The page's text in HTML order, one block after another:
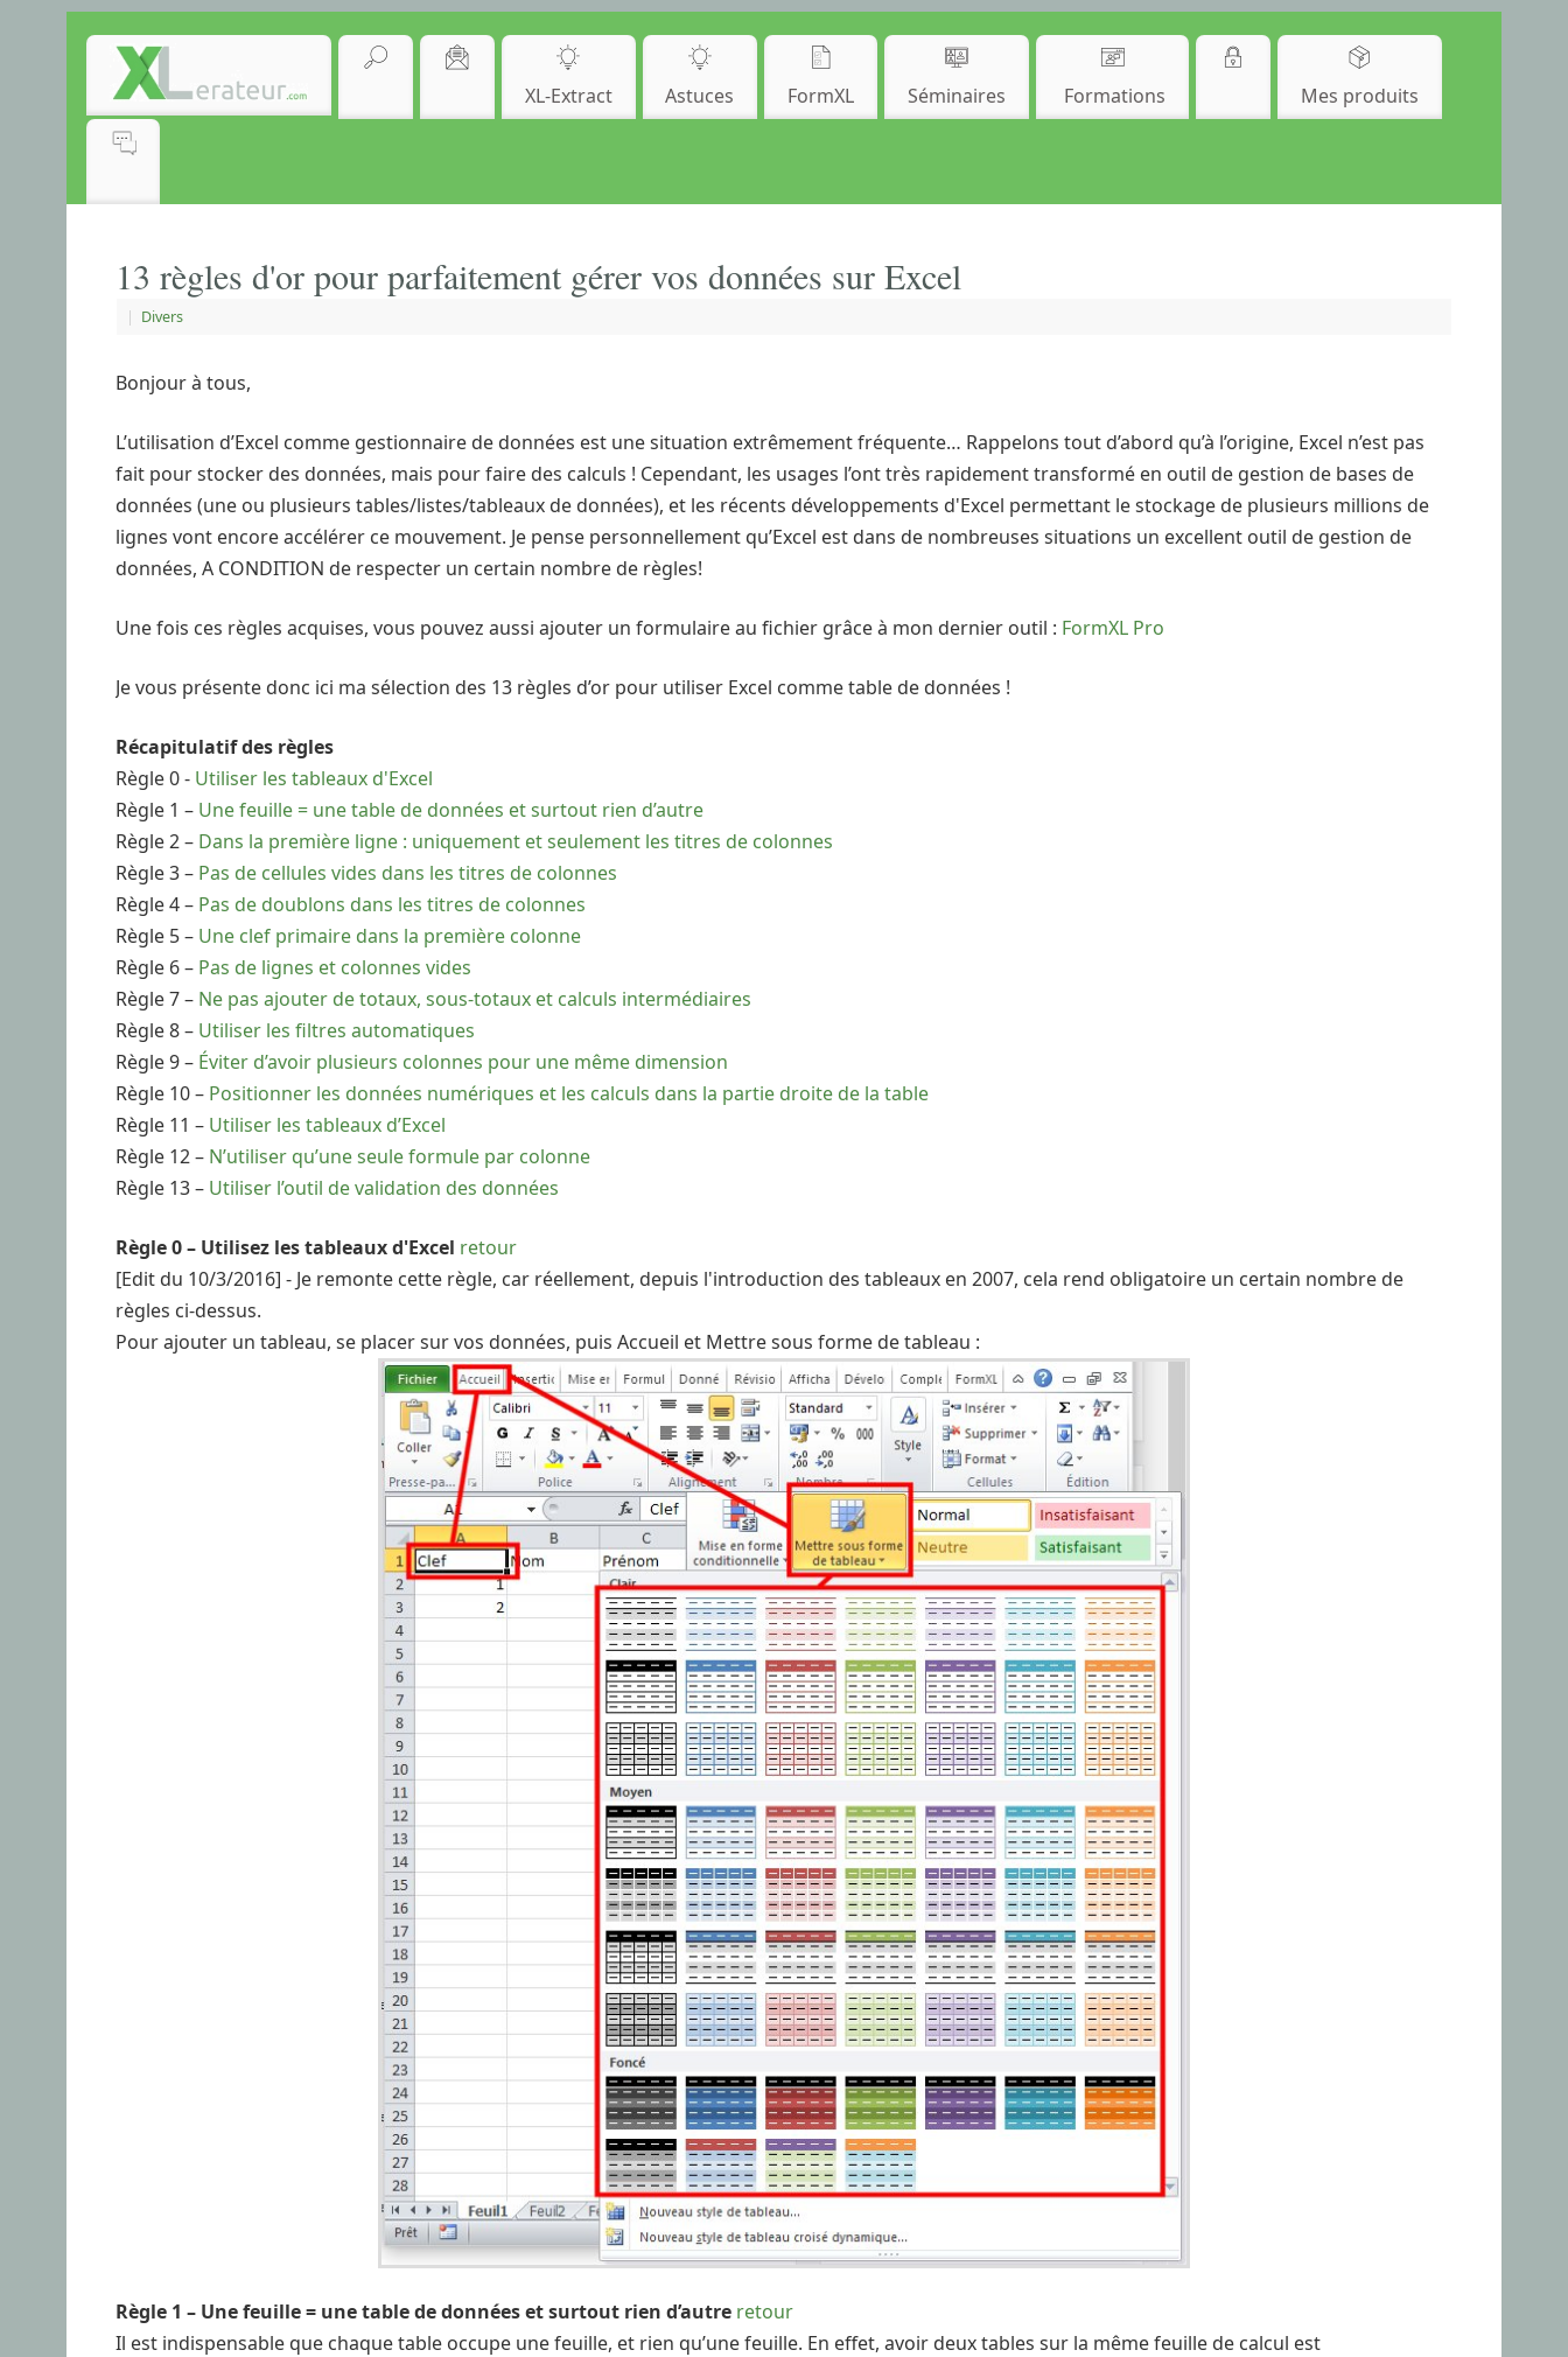
XL-Extract Astuces FormXL Séminaires Formations Mes produits
13 règles d'or pour parfaitement gérer vos données sur Excel
| Divers
Bonjour à tous,
L’utilisation d’Excel comme gestionnaire de données est une situation extrêmement fréquente… Rappelons tout d’abord qu’à l’origine, Excel n’est pas
fait pour stocker des données, mais pour faire des calculs ! Cependant, les usages l’ont très rapidement transformé en outil de gestion de bases de
données (une ou plusieurs tables/listes/tableaux de données), et les récents développements d'Excel permettant le stockage de plusieurs millions de
lignes vont encore accélérer ce mouvement. Je pense personnellement qu’Excel est dans de nombreuses situations un excellent outil de gestion de
données, A CONDITION de respecter un certain nombre de règles!
Une fois ces règles acquises, vous pouvez aussi ajouter un formulaire au fichier grâce à mon dernier outil : FormXL Pro
Je vous présente donc ici ma sélection des 13 règles d’or pour utiliser Excel comme table de données !
Récapitulatif des règles
Règle 0 - Utiliser les tableaux d'Excel
Règle 1 – Une feuille = une table de données et surtout rien d’autre
Règle 2 – Dans la première ligne : uniquement et seulement les titres de colonnes
Règle 3 – Pas de cellules vides dans les titres de colonnes
Règle 4 – Pas de doublons dans les titres de colonnes
Règle 5 – Une clef primaire dans la première colonne
Règle 6 – Pas de lignes et colonnes vides
Règle 7 – Ne pas ajouter de totaux, sous-totaux et calculs intermédiaires
Règle 8 – Utiliser les filtres automatiques
Règle 9 – Éviter d’avoir plusieurs colonnes pour une même dimension
Règle 10 – Positionner les données numériques et les calculs dans la partie droite de la table
Règle 11 – Utiliser les tableaux d’Excel
Règle 12 – N’utiliser qu’une seule formule par colonne
Règle 13 – Utiliser l’outil de validation des données
Règle 0 – Utilisez les tableaux d'Excel retour
[Edit du 10/3/2016] - Je remonte cette règle, car réellement, depuis l'introduction des tableaux en 2007, cela rend obligatoire un certain nombre de
règles ci-dessus.
Pour ajouter un tableau, se placer sur vos données, puis Accueil et Mettre sous forme de tableau :
Règle 1 – Une feuille = une table de données et surtout rien d’autre retour
Il est indispensable que chaque table occupe une feuille, et rien qu’une feuille. En effet, avoir deux tables sur la même feuille de calcul est